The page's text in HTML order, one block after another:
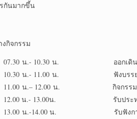
กันมากขึ้น
งกิจกรรม
07.30 น.- 10.30 น. ออกเดินทางสู่
10.30 น.- 11.00 น. ฟังบรรยายเรื่
11.00 น.– 12.00 น. กิจกรรม อาสา
12.00 น.- 13.00น. รับประทาน
13.00 น.-14.00 น. รับฟังการบรรย